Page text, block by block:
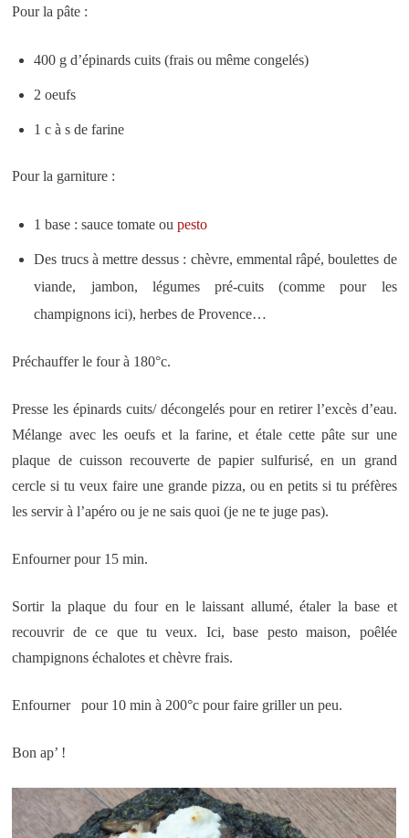
Pour la pâte :
400 g d’épinards cuits (frais ou même congelés)
2 oeufs
1 c à s de farine
Pour la garniture :
1 base : sauce tomate oupesto
Des trucs à mettre dessus : chèvre, emmental râpé, boulettes de
viande, jambon, légumes pré-cuits (comme pour les
champignons ici), herbes de Provence…
Préchauffer le four à 180°c.
Presse les épinards cuits/ décongelés pour en retirer l’excès d’eau.
Mélange avec les oeufs et la farine, et étale cette pâte sur une
plaque de cuisson recouverte de papier sulfurisé, en un grand
cercle si tu veux faire une grande pizza, ou en petits si tu préfères
les servir à l’apéro ou je ne sais quoi (je ne te juge pas).
Enfourner pour 15 min.
Sortir la plaque du four en le laissant allumé, étaler la base et
recouvrir de ce que tu veux. Ici, base pesto maison, poêlée
champignons échalotes et chèvre frais.
Enfourner pour 10 min à 200°c pour faire griller un peu.
Bon ap’ !